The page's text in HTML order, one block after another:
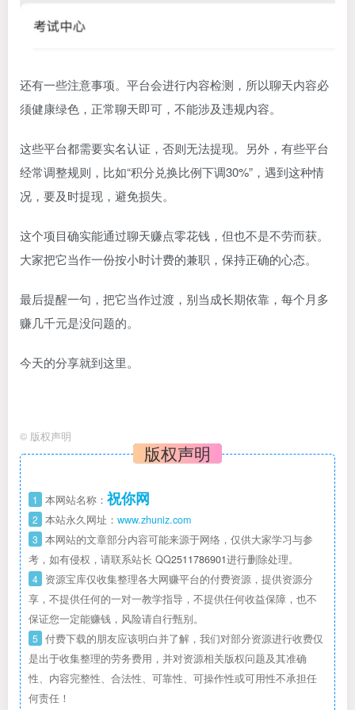
还有一些注意事项。平台会进行内容检测，所以聊天内容必
须健康绿色，正常聊天即可，不能涉及违规内容。
这些平台都需要实名认证，否则无法提现。另外，有些平台
经常调整规则，比如“积分兑换比例下调30%”，遇到这种情
况，要及时提现，避免损失。
这个项目确实能通过聊天赚点零花钱，但也不是不劳而获。
大家把它当作一份按小时计费的兼职，保持正确的心态。
最后提醒一句，把它当作过渡，别当成长期依靠，每个月多
赚几千元是没问题的。
今天的分享就到这里。
© 版权声明
版权声明
1 本网站名称： 祝你网
2 本站永久网址： www.zhuniz.com
3 本网站的文章部分内容可能来源于网络，仅供大家学习与参
考，如有侵权，请联系站长 QQ2511786901进行删除处理。
4 资源宝库仅收集整理各大网赚平台的付费资源，提供资源分
享，不提供任何的一对一教学指导，不提供任何收益保障，也不
保证您一定能赚钱，风险请自行甄别。
5 付费下载的朋友应该明白并了解，我们对部分资源进行收费仅
是出于收集整理的劳务费用，并对资源相关版权问题及其准确
性、内容完整性、合法性、可靠性、可操作性或可用性不承担任
何责任！